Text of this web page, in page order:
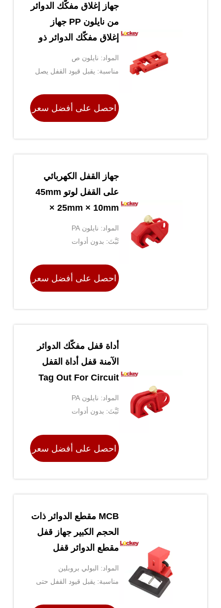
جهاز إغلاق مفكّك الدوائر
من نايلون PP جهاز
إغلاق مفكّك الدوائر ذو
قطب واحد
المواد: نايلون ص
مناسبة: يقبل قيود القفل يصل
احصل على أفضل سعر
جهاز القفل الكهربائي
على القفل لوتو 45mm
× 25mm × 10mm
المواد: نايلون PA
ثَبَّتَ: بدون أدوات
احصل على أفضل سعر
أداة قفل مفكّك الدوائر
الآمنة قفل أداة القفل
Tag Out For Circuit
Breakers
المواد: نايلون PA
ثَبَّتَ: بدون أدوات
احصل على أفضل سعر
MCB مقطع الدوائر ذات
الحجم الكبير جهاز قفل
مقطع الدوائر قفل
فولت
المواد: البولي بروبلين
مناسبة: يقبل قيود القفل حتى